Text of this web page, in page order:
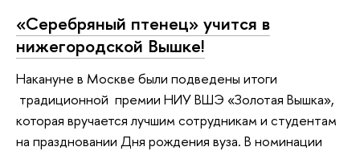
«Серебряный птенец» учится в
нижегородской Вышке!
Накануне в Москве были подведены итоги
традиционной премии НИУ ВШЭ «Золотая Вышка»,
которая вручается лучшим сотрудникам и студентам
на праздновании Дня рождения вуза. В номинации